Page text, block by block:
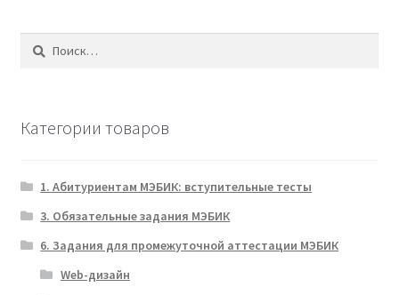
Найти:
Категории товаров
1. Абитуриентам МЭБИК: вступительные тесты
3. Обязательные задания МЭБИК
6. Задания для промежуточной аттестации МЭБИК
Web-дизайн